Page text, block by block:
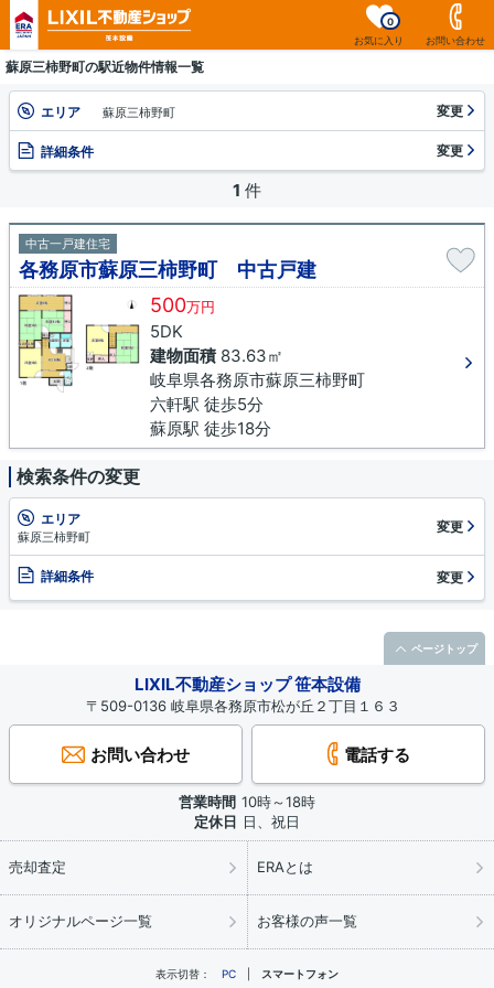
お気に入り
0
お問い合わせ
蘇原三柿野町の駅近物件情報一覧
エリア 蘇原三柿野町 変更
詳細条件 変更
1 件
中古一戸建住宅
各務原市蘇原三柿野町 中古戸建
500万円
5DK
建物面積83.63㎡
岐阜県各務原市蘇原三柿野町
六軒駅 徒歩5分
蘇原駅 徒歩18分
検索条件の変更
エリア
蘇原三柿野町
変更
詳細条件 変更
LIXIL不動産ショップ 笹本設備
〒509-0136 岐阜県各務原市松が丘２丁目１６３
お問い合わせ 電話する
営業時間 10時～18時
定休日 日、祝日
売却査定 ERAとは
オリジナルページ一覧 お客様の声一覧
表示切替： PC スマートフォン
ページトップ